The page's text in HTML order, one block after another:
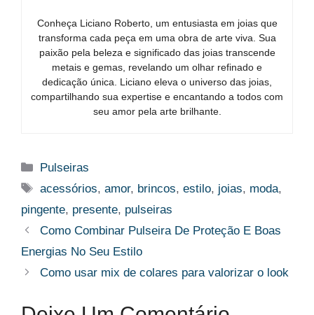
Conheça Liciano Roberto, um entusiasta em joias que
transforma cada peça em uma obra de arte viva. Sua
paixão pela beleza e significado das joias transcende
metais e gemas, revelando um olhar refinado e
dedicação única. Liciano eleva o universo das joias,
compartilhando sua expertise e encantando a todos com
seu amor pela arte brilhante.
Categorias
Pulseiras
Tags
acessórios,amor, brincos,estilo, joias, moda,
pingente, presente, pulseiras
Como Combinar Pulseira De Proteção E Boas
Energias No Seu Estilo
Como usar mix de colares para valorizar o look